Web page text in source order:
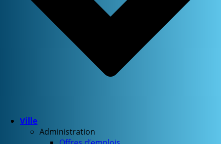
Ville
Administration